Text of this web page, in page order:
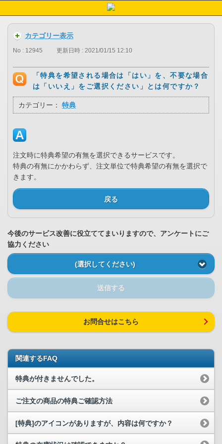
カテゴリー表示
No : 12945 更新日時 : 2021/01/15 12:10
「特典を希望される場合は「はい」を、不要な場合
は「いいえ」をご選択ください」とは何ですか？
カテゴリー： 特典
注文時に特典希望の有無を選択できるサービスです。
特典の有無にかかわらず、注文単位で特典希望の有無を選択で
きます。
戻る
今後のサービス改善に役立ててまいりますので、アンケートにご
協力ください
(選択してください)
送信する
お問合せはこちら
関連するFAQ
特典が付きませんでした。
ご注文の商品の特典ご確認方法
[特典]のアイコンがありますが、内容は何ですか？